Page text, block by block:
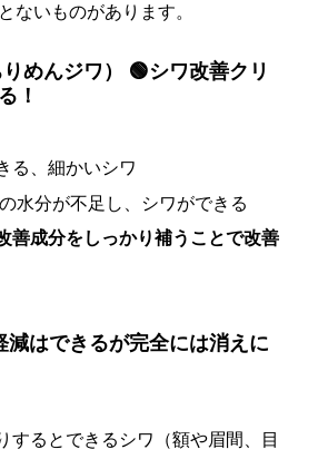
ないものがあります。
めんジワ） 🟢シワ改善クリ
！
る、細かいシワ
水分が不足し、シワができる
善成分をしっかり補うことで改善
はできるが完全には消えに
するとできるシワ（額や眉間、目